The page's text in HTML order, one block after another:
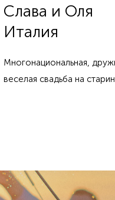
Слава и Оля
Италия
Многонациональная,
веселая свадьба на